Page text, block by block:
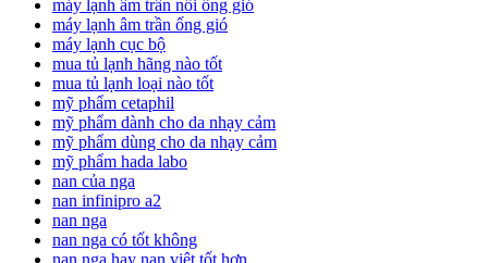
máy lạnh âm trần nối ống gió
máy lạnh âm trần ống gió
máy lạnh cục bộ
mua tủ lạnh hãng nào tốt
mua tủ lạnh loại nào tốt
mỹ phẩm cetaphil
mỹ phẩm dành cho da nhạy cảm
mỹ phẩm dùng cho da nhạy cảm
mỹ phẩm hada labo
nan của nga
nan infinipro a2
nan nga
nan nga có tốt không
nan nga hay nan việt tốt hơn